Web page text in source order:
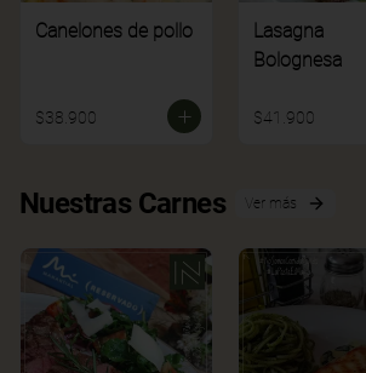
Canelones de pollo
$38.900
Lasagna
Bolognesa
$41.900
Nuestras Carnes Ver más